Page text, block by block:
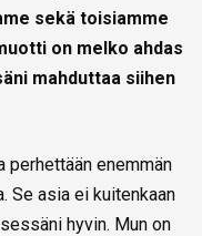
sekä toisiamme
on melko ahdas
mahduttaa siihen
perhettään enemmän
Se asia ei kuitenkaan
hyvin. Mun on